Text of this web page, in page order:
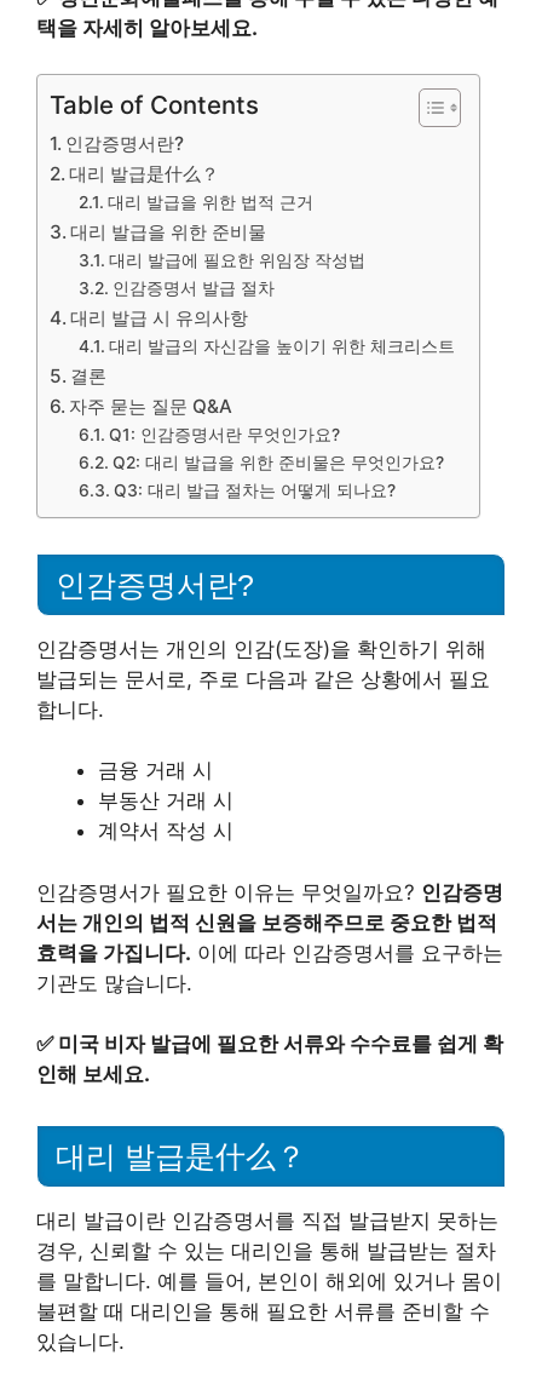
택을 자세히 알아보세요.
Table of Contents
인감증명서란?
대리 발급是什么？
대리 발급을 위한 법적 근거
대리 발급을 위한 준비물
대리 발급에 필요한 위임장 작성법
인감증명서 발급 절차
대리 발급 시 유의사항
대리 발급의 자신감을 높이기 위한 체크리스트
결론
자주 묻는 질문 Q&A
Q1: 인감증명서란 무엇인가요?
Q2: 대리 발급을 위한 준비물은 무엇인가요?
Q3: 대리 발급 절차는 어떻게 되나요?
인감증명서란?
인감증명서는 개인의 인감(도장)을 확인하기 위해
발급되는 문서로, 주로 다음과 같은 상황에서 필요
합니다.
금융 거래 시
부동산 거래 시
계약서 작성 시
인감증명서가 필요한 이유는 무엇일까요? 인감증명
서는 개인의 법적 신원을 보증해주므로 중요한 법적
효력을 가집니다. 이에 따라 인감증명서를 요구하는
기관도 많습니다.
✅ 미국 비자 발급에 필요한 서류와 수수료를 쉽게 확
인해 보세요.
대리 발급是什么？
대리 발급이란 인감증명서를 직접 발급받지 못하는
경우, 신뢰할 수 있는 대리인을 통해 발급받는 절차
를 말합니다. 예를 들어, 본인이 해외에 있거나 몸이
불편할 때 대리인을 통해 필요한 서류를 준비할 수
있습니다.